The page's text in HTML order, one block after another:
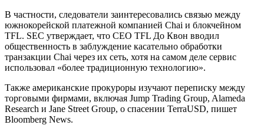
В частности, следователи заинтересовались связью между
южнокорейской платежной компанией Chai и блокчейном
TFL. SEC утверждает, что CEO TFL До Квон вводил
общественность в заблуждение касательно обработки
транзакции Chai через их сеть, хотя на самом деле сервис
использовал «более традиционную технологию».
Также американские прокуроры изучают переписку между
торговыми фирмами, включая Jump Trading Group, Alameda
Research и Jane Street Group, о спасении TerraUSD, пишет
Bloomberg News.